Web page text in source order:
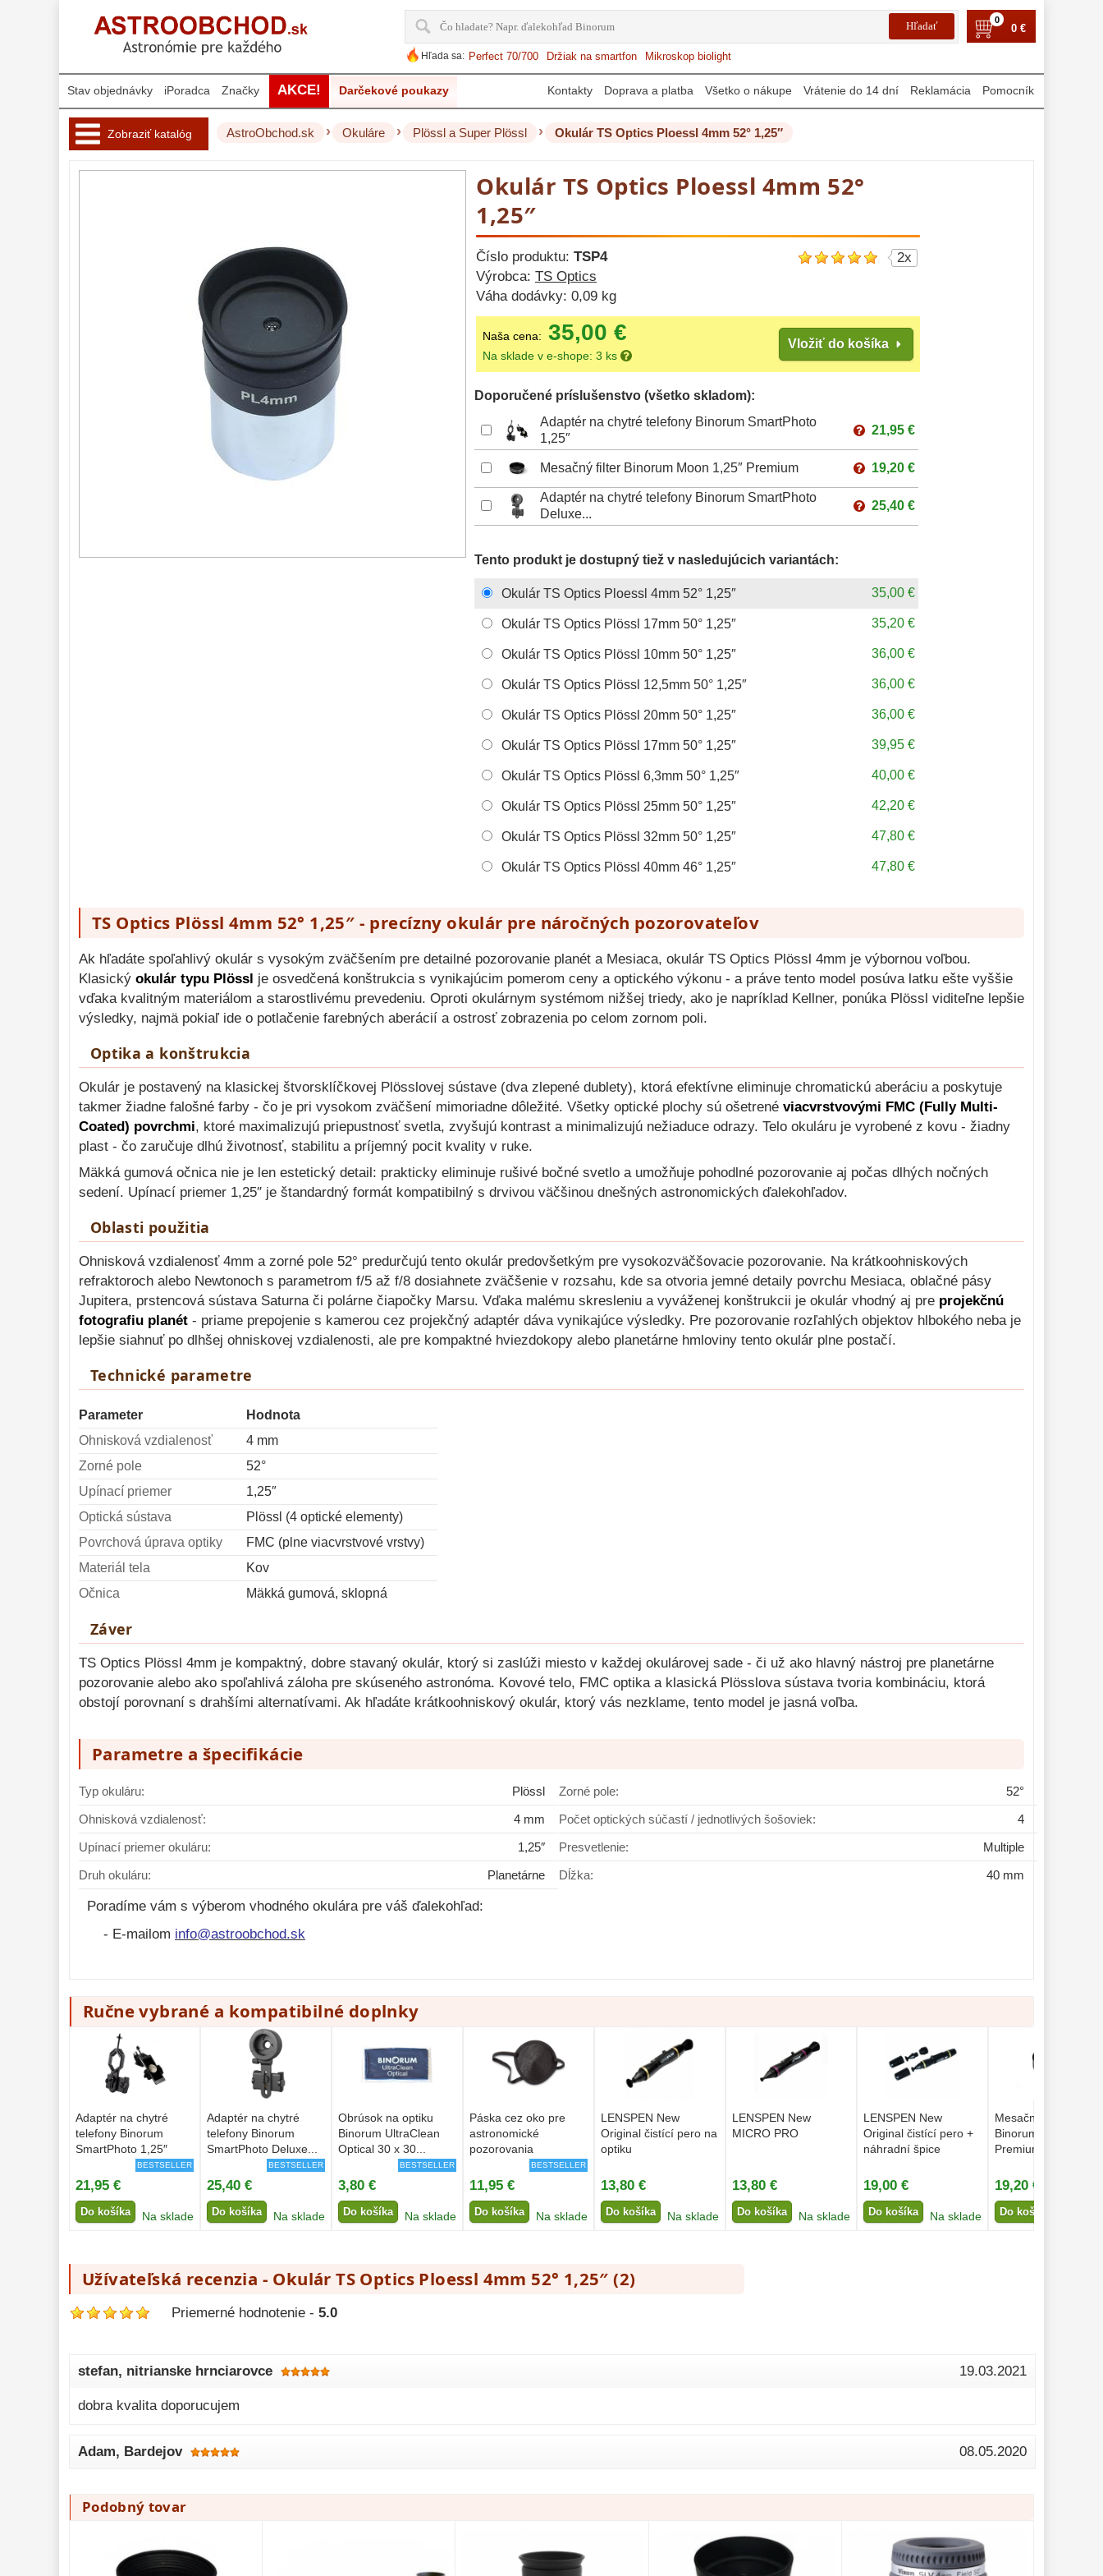
0
0 €
Hľada sa: Perfect 70/700 Držiak na smartfon Mikroskop biolight
Stav objednávky iPoradca Značky AKCE! Darčekové poukazy Kontakty Doprava a platba Všetko o nákupe Vrátenie do 14 dní Reklamácia Pomocník
Zobraziť katalóg
17
Literatúra 10
Darčekové
poukazy
28
AstroObchod.sk › Okuláre › Plössl a Super Plössl › Okulár TS Optics Ploessl 4mm 52° 1,25″
Okulár TS Optics Ploessl 4mm 52°
1,25″
Číslo produktu: TSP4
Výrobca: TS Optics
Váha dodávky: 0,09 kg
2x
Naša cena: 35,00 €
Na sklade v e-shope: 3 ks
Vložiť do košíka
Doporučené príslušenstvo (všetko skladom):
Adaptér na chytré telefony Binorum SmartPhoto
1,25″
21,95 €
Mesačný filter Binorum Moon 1,25″ Premium 19,20 €
Adaptér na chytré telefony Binorum SmartPhoto
Deluxe...
25,40 €
Tento produkt je dostupný tiež v nasledujúcich variantách:
Okulár TS Optics Ploessl 4mm 52° 1,25″ 35,00 €
Okulár TS Optics Plössl 17mm 50° 1,25″ 35,20 €
Okulár TS Optics Plössl 10mm 50° 1,25″ 36,00 €
Okulár TS Optics Plössl 12,5mm 50° 1,25″ 36,00 €
Okulár TS Optics Plössl 20mm 50° 1,25″ 36,00 €
Okulár TS Optics Plössl 17mm 50° 1,25″ 39,95 €
Okulár TS Optics Plössl 6,3mm 50° 1,25″ 40,00 €
Okulár TS Optics Plössl 25mm 50° 1,25″ 42,20 €
Okulár TS Optics Plössl 32mm 50° 1,25″ 47,80 €
Okulár TS Optics Plössl 40mm 46° 1,25″ 47,80 €
TS Optics Plössl 4mm 52° 1,25″ - precízny okulár pre náročných pozorovateľov
Ak hľadáte spoľahlivý okulár s vysokým zväčšením pre detailné pozorovanie planét a Mesiaca, okulár TS Optics Plössl 4mm je výbornou voľbou.
Klasický okulár typu Plössl je osvedčená konštrukcia s vynikajúcim pomerom ceny a optického výkonu - a práve tento model posúva latku ešte vyššie
vďaka kvalitným materiálom a starostlivému prevedeniu. Oproti okulárnym systémom nižšej triedy, ako je napríklad Kellner, ponúka Plössl viditeľne lepšie
výsledky, najmä pokiaľ ide o potlačenie farebných aberácií a ostrosť zobrazenia po celom zornom poli.
Optika a konštrukcia
Okulár je postavený na klasickej štvorsklíčkovej Plösslovej sústave (dva zlepené dublety), ktorá efektívne eliminuje chromatickú aberáciu a poskytuje
takmer žiadne falošné farby - čo je pri vysokom zväčšení mimoriadne dôležité. Všetky optické plochy sú ošetrené viacvrstvovými FMC (Fully Multi-
Coated) povrchmi, ktoré maximalizujú priepustnosť svetla, zvyšujú kontrast a minimalizujú nežiaduce odrazy. Telo okuláru je vyrobené z kovu - žiadny
plast - čo zaručuje dlhú životnosť, stabilitu a príjemný pocit kvality v ruke.
Mäkká gumová očnica nie je len estetický detail: prakticky eliminuje rušivé bočné svetlo a umožňuje pohodlné pozorovanie aj počas dlhých nočných
sedení. Upínací priemer 1,25″ je štandardný formát kompatibilný s drvivou väčšinou dnešných astronomických ďalekohľadov.
Oblasti použitia
Ohnisková vzdialenosť 4mm a zorné pole 52° predurčujú tento okulár predovšetkým pre vysokozväčšovacie pozorovanie. Na krátkoohniskových
refraktoroch alebo Newtonoch s parametrom f/5 až f/8 dosiahnete zväčšenie v rozsahu, kde sa otvoria jemné detaily povrchu Mesiaca, oblačné pásy
Jupitera, prstencová sústava Saturna či polárne čiapočky Marsu. Vďaka malému skresleniu a vyváženej konštrukcii je okulár vhodný aj pre projekčnú
fotografiu planét - priame prepojenie s kamerou cez projekčný adaptér dáva vynikajúce výsledky. Pre pozorovanie rozľahlých objektov hlbokého neba je
lepšie siahnuť po dlhšej ohniskovej vzdialenosti, ale pre kompaktné hviezdokopy alebo planetárne hmloviny tento okulár plne postačí.
Technické parametre
Parameter
Hodnota
Ohnisková vzdialenosť
4 mm
Zorné pole
52°
Upínací priemer
1,25″
Optická sústava
Plössl (4 optické elementy)
Povrchová úprava optiky
FMC (plne viacvrstvové vrstvy)
Materiál tela
Kov
Očnica
Mäkká gumová, sklopná
Záver
TS Optics Plössl 4mm je kompaktný, dobre stavaný okulár, ktorý si zaslúži miesto v každej okulárovej sade - či už ako hlavný nástroj pre planetárne
pozorovanie alebo ako spoľahlivá záloha pre skúseného astronóma. Kovové telo, FMC optika a klasická Plösslova sústava tvoria kombináciu, ktorá
obstojí porovnaní s drahšími alternatívami. Ak hľadáte krátkoohniskový okulár, ktorý vás nezklame, tento model je jasná voľba.
Parametre a špecifikácie
Typ okuláru:
Plössl
Ohnisková vzdialenosť:
4 mm
Upínací priemer okuláru:
1,25″
Druh okuláru:
Planetárne
Zorné pole:
52°
Počet optických súčastí / jednotlivých šošoviek:
4
Presvetlenie:
Multiple
Dĺžka:
40 mm
Poradíme vám s výberom vhodného okulára pre váš ďalekohľad:
- E-mailom info@astroobchod.sk
Ručne vybrané a kompatibilné doplnky
Adaptér na chytré
telefony Binorum
SmartPhoto 1,25″
BESTSELLER
21,95 €
Do košíka Na sklade
Adaptér na chytré
telefony Binorum
SmartPhoto Deluxe...
BESTSELLER
25,40 €
Do košíka Na sklade
Obrúsok na optiku
Binorum UltraClean
Optical 30 x 30...
BESTSELLER
3,80 €
Do košíka Na sklade
Páska cez oko pre
astronomické
pozorovania
BESTSELLER
11,95 €
Do košíka Na sklade
LENSPEN New
Original čistící pero na
optiku
13,80 €
Do košíka Na sklade
LENSPEN New
MICRO PRO
13,80 €
Do košíka Na sklade
LENSPEN New
Original čistící pero +
náhradní špice
19,00 €
Do košíka Na sklade
Mesačný filter
Binorum Moon 1,25″
Premium
19,20 €
Do košíka
Užívateľská recenzia - Okulár TS Optics Ploessl 4mm 52° 1,25″ (2)
Priemerné hodnotenie - 5.0
stefan, nitrianske hrnciarovce 19.03.2021
dobra kvalita doporucujem
Adam, Bardejov 08.05.2020
Podobný tovar